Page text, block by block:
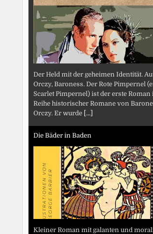
Der Held mit der geheimen Identität.
Orczy, Baroness. Der Rote Pimpernel
Scarlet Pimpernel) ist der erste
Reihe historischer Romane von
Orczy. Er wurde [...]
Die Bäder in Baden
Kleiner Roman mit galanten und